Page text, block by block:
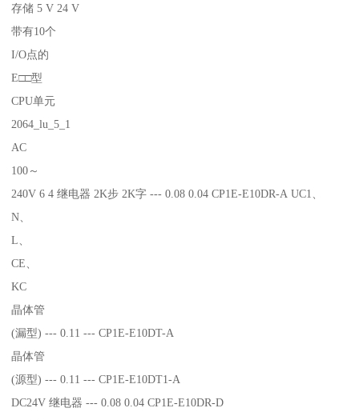
存储 5 V 24 V
带有10个
I/O点的
E□□型
CPU单元
2064_lu_5_1
AC
100～
240V 6 4 继电器 2K步 2K字 --- 0.08 0.04 CP1E-E10DR-A UC1、
N、
L、
CE、
KC
晶体管
(漏型) --- 0.11 --- CP1E-E10DT-A
晶体管
(源型) --- 0.11 --- CP1E-E10DT1-A
DC24V 继电器 --- 0.08 0.04 CP1E-E10DR-D